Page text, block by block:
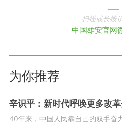
扫描或长按
中国雄安官网
为你推荐
辛识平：新时代呼唤更多改
40年来，中国人民靠自己的双手奋